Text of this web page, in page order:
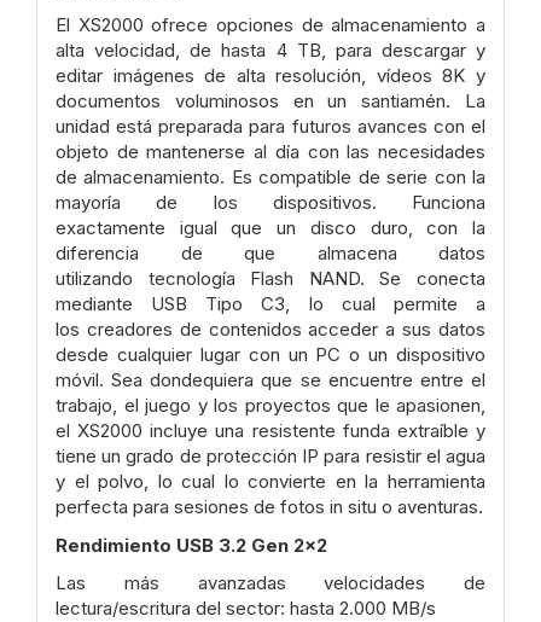
El XS2000 ofrece opciones de almacenamiento a
alta velocidad, de hasta 4 TB, para descargar y
editar imágenes de alta resolución, vídeos 8K y
documentos voluminosos en un santiamén. La
unidad está preparada para futuros avances con el
objeto de mantenerse al día con las necesidades
de almacenamiento. Escompatible de serie con la
mayoría de los dispositivos. Funciona
exactamente igual que un disco duro, con la
diferencia de que almacena datos
utilizando tecnología Flash NAND. Se conecta
mediante USB Tipo C3, lo cual permite a
los creadores de contenidos acceder a sus datos
desde cualquier lugar con un PC oun dispositivo
móvil. Sea dondequiera que se encuentre entre el
trabajo, el juego y los proyectos que le apasionen,
el XS2000 incluye una resistente funda extraíble y
tiene un grado de protección IP para resistir el agua
y el polvo, lo cual loconvierte en la herramienta
perfecta para sesiones de fotos in situ o aventuras.
Rendimiento USB 3.2 Gen 2x2
Las más avanzadasvelocidades de
lectura/escritura del sector: hasta 2.000 MB/s